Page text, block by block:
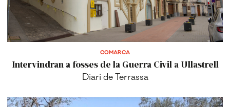
COMARCA
Intervindran a fosses de la Guerra Civil a Ullastrell
Diari de Terrassa